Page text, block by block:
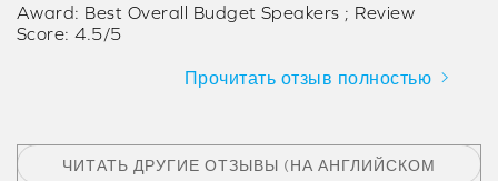
Award: Best Overall Budget Speakers ; Review
Score: 4.5/5
Прочитать отзыв полностью
ЧИТАТЬ ДРУГИЕ ОТЗЫВЫ (НА АНГЛИЙСКОМ